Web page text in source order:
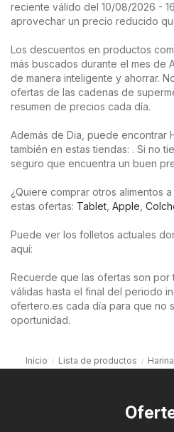
reciente válido del 10/08/2026 -
aprovechar un precio reducido
Los descuentos en productos
más buscados durante el mes de
de manera inteligente y ahorrar.
ofertas de las cadenas de
resumen de precios cada día.
Además de Dia, puede encontrar
también en estas tiendas: . Si no
seguro que encuentra un buen
¿Quiere comprar otros alimentos
estas ofertas: Tablet Apple
Puede ver los folletos actuales
aquí:
Recuerde que las ofertas son por
válidas hasta el final del periodo
ofertero.es cada día para que no
oportunidad.
Inicio Lista de productos